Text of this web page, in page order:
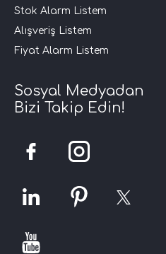
Stok Alarm Listem
Alışveriş Listem
Fiyat Alarm Listem
Sosyal Medyadan
Bizi Takip Edin!